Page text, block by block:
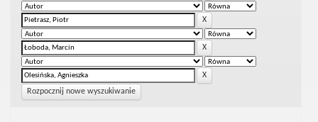
Rozpocznij nowe wyszukiwanie